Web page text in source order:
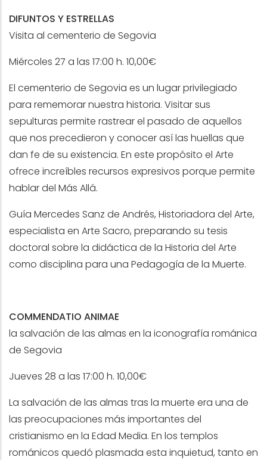
DIFUNTOS Y ESTRELLAS
Visita al cementerio de Segovia
Miércoles 27 a las 17:00 h. 10,00€
El cementerio de Segovia es un lugar privilegiado
para rememorar nuestra historia. Visitar sus
sepulturas permite rastrear el pasado de aquellos
que nos precedieron y conocer así las huellas que
dan fe de su existencia. En este propósito el Arte
ofrece increíbles recursos expresivos porque permite
hablar del Más Allá.
Guía Mercedes Sanz de Andrés, Historiadora del Arte,
especialista en Arte Sacro, preparando su tesis
doctoral sobre la didáctica de la Historia del Arte
como disciplina para una Pedagogía de la Muerte.
COMMENDATIO ANIMAE
la salvación de las almas en la iconografía románica
de Segovia
Jueves 28 a las 17:00 h. 10,00€
La salvación de las almas tras la muerte era una de
las preocupaciones más importantes del
cristianismo en la Edad Media. En los templos
románicos quedó plasmada esta inquietud, tanto en